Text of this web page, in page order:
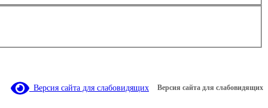
Версия сайта для слабовидящих Версия сайта для слабовидящих